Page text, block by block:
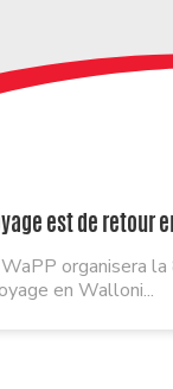
est de retour
organisera
en Walloni...